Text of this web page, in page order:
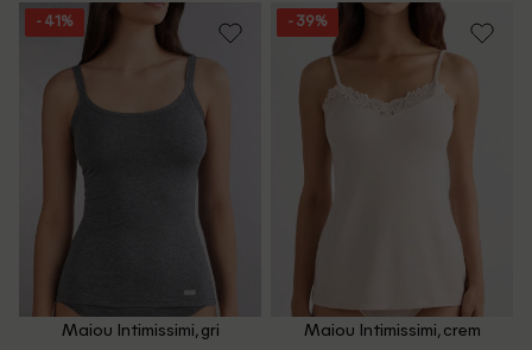
- 41%
Maiou Intimissimi, gri
- 39%
Maiou Intimissimi, crem